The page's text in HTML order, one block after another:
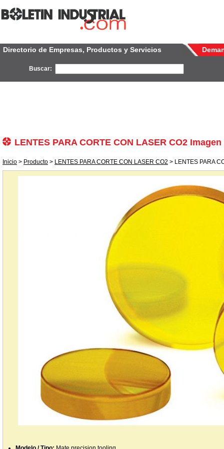
Directorio de Empresas, Productos y Servicios
Buscar:
LENTES PARA CORTE CON LASER CO2 Imagen
Inicio > Producto > LENTES PARA CORTE CON LASER CO2 > LENTES PARA